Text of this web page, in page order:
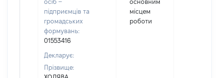
осіб –
підприємців та
громадських
формувань:
01553416
Декларує:
Прізвище:
основним
місцем
роботи